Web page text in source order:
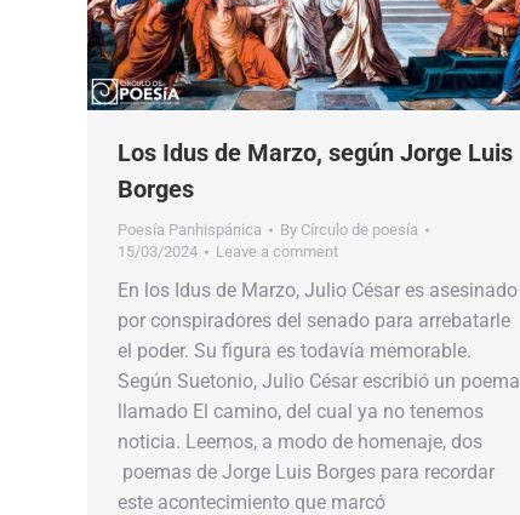
Los Idus de Marzo, según Jorge Luis
Borges
Poesía Panhispánica By Círculo de poesía
15/03/2024
Leave a comment
En los Idus de Marzo, Julio César es asesinado
por conspiradores del senado para arrebatarle
el poder. Su figura es todavía memorable.
Según Suetonio, Julio César escribió un poema
llamado​​ El camino, del cual ya no tenemos
noticia. Leemos, a modo de homenaje,​​ dos​​
poemas de Jorge Luis Borges para recordar
este acontecimiento​​ que marcó